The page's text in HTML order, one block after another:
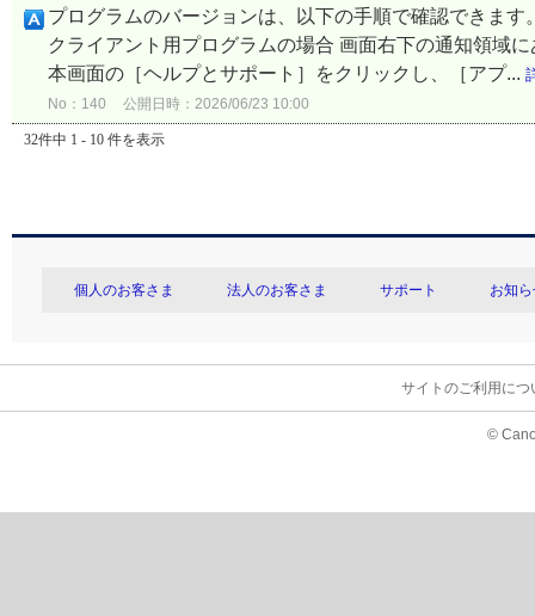
プログラムのバージョンは、以下の手順で確認できま
クライアント用プログラムの場合 画面右下の通知領域
本画面の［ヘルプとサポート］をクリックし、［アプ...
No：140 公開日時：2026/06/23 10:00
32件中 1 - 10 件を表示
個人のお客さま 法人のお客さま サポート お知
サイトのご利用につ
©